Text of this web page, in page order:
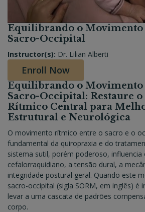
Equilibrando o
Sacro-Occipital
Instructor(s): Dr. Lilian Alberti
Enroll Now
Equilibrando o
Sacro-Occipital: Restaure
Rítmico Central para
Estrutural e Neurológica
O movimento rítmico entre o sacro e o
fundamental da quiropraxia e do
sistema sutil, porém poderoso, influencia
cefalorraquidiano, a tensão dural, a
integridade postural geral. Quando este
sacro-occipital (sigla SORM, em inglês) é
levar a uma cascata de padrões
corpo.